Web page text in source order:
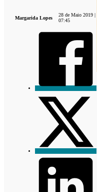
Margarida Lopes
28 de Maio 2019 |
07:45